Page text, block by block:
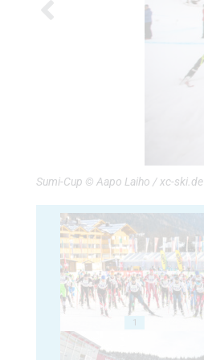
Sumi-Cup © Aapo Laiho / xc-ski.de
1